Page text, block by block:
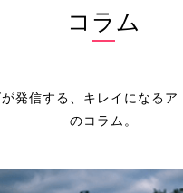
コラム
発信する、キレイになるア
のコラム。